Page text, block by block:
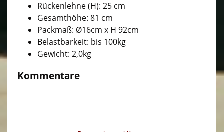
Rückenlehne (H): 25 cm
Gesamthöhe: 81 cm
Packmaß: Ø16cm x H 92cm
Belastbarkeit: bis 100kg
Gewicht: 2,0kg
Kommentare